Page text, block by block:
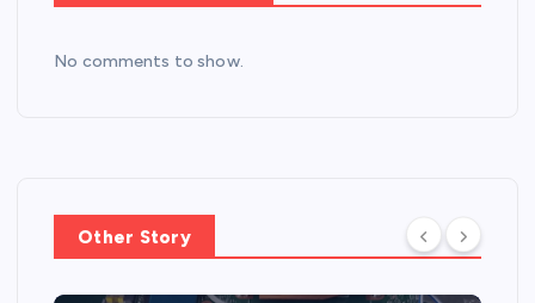
No comments to show.
Other Story